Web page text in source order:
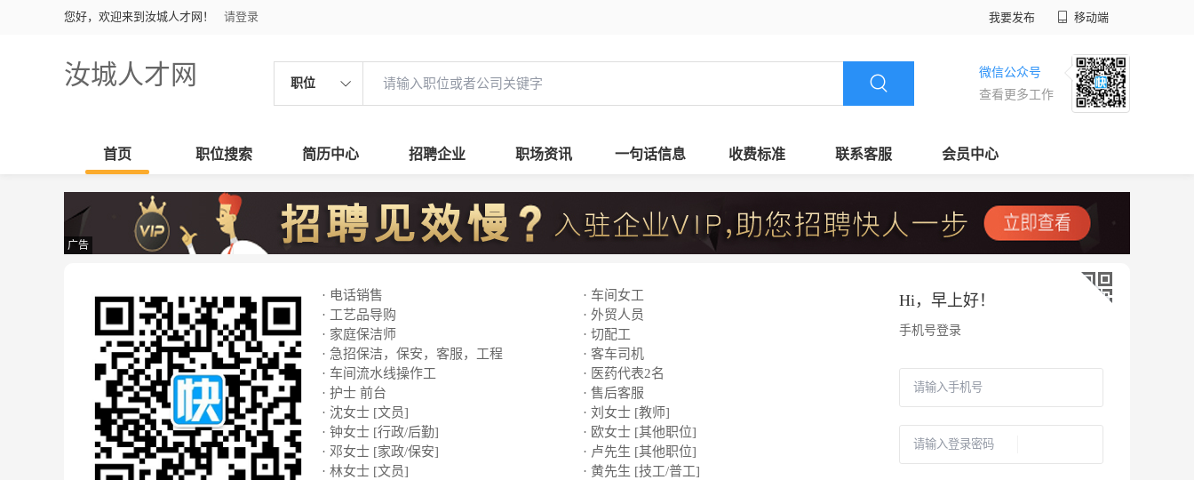
您好，欢迎来到汝城人才网！ 请登录 我要发布 移动端
汝城人才网 职位
微信公众号
查看更多工作
首页 职位搜索 简历中心 招聘企业 职场资讯 一句话信息 收费标准 联系客服 会员中心
广告
· 电话销售
· 车间女工
· 工艺品导购
· 外贸人员
· 家庭保洁师
· 切配工
· 急招保洁，保安，客服，工程
· 客车司机
· 车间流水线操作工
· 医药代表2名
· 护士 前台
· 售后客服
· 沈女士 [文员]
· 刘女士 [教师]
· 钟女士 [行政/后勤]
· 欧女士 [其他职位]
· 邓女士 [家政/保安]
· 卢先生 [其他职位]
· 林女士 [文员]
· 黄先生 [技工/普工]
Hi， 早上好！
手机号登录